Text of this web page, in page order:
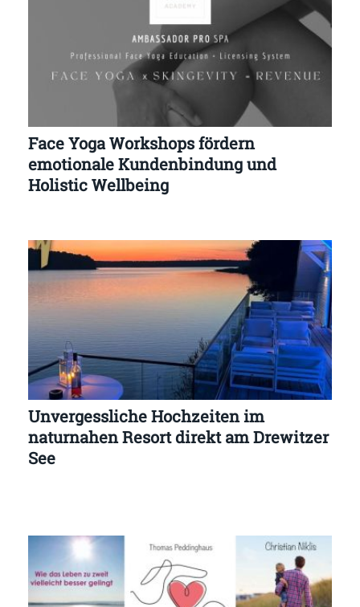
Face Yoga Workshops fördern
emotionale Kundenbindung und
Holistic Wellbeing
Unvergessliche Hochzeiten im
naturnahen Resort direkt am Drewitzer
See